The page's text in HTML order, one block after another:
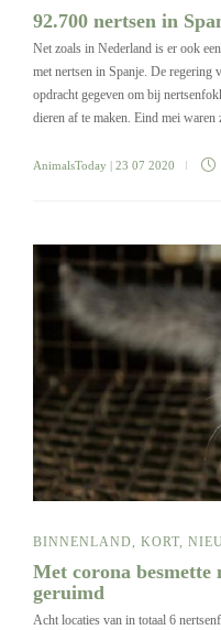
92.700 nertsen in
Net zoals in Nederland is er ook
met nertsen in Spanje. De regering
opdracht gegeven om bij
dieren af te maken. Eind mei waren
AnimalsToday | 23 07 2020
BINNENLAND KORT
Met corona
geruimd
Acht locaties van in totaal 6